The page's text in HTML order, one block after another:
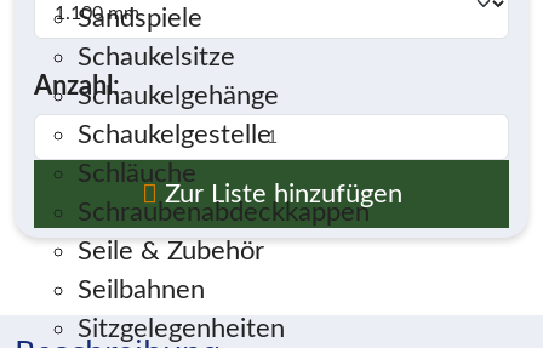
Sandspiele
Schaukelsitze
Schaukelgehänge
Schaukelgestelle
Schläuche
Schraubenabdeckkappen
Seile & Zubehör
Seilbahnen
Sitzgelegenheiten
Anzahl:
Zur Liste hinzufügen